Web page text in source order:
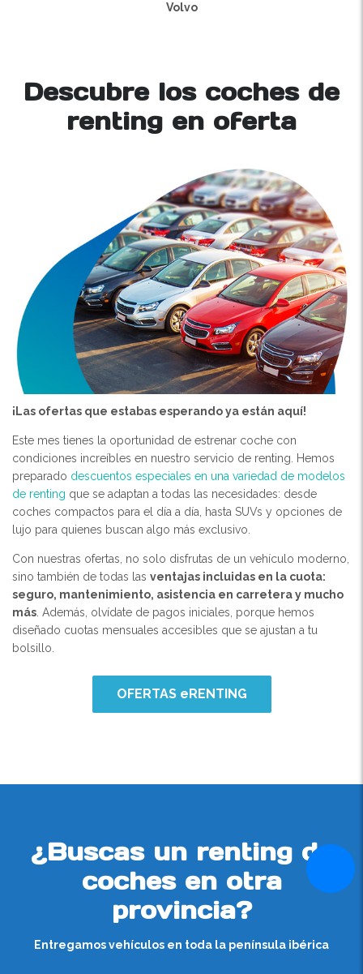
Volvo
Descubre los coches de
renting en oferta
¡Las ofertas que estabas esperando ya están aquí!
Este mes tienes la oportunidad de estrenar coche con
condiciones increíbles en nuestro servicio de renting. Hemos
preparado descuentos especiales en una variedad de modelos
de renting que se adaptan a todas las necesidades: desde
coches compactos para el día a día, hasta SUVs y opciones de
lujo para quienes buscan algo más exclusivo.
Con nuestras ofertas, no solo disfrutas de un vehículo moderno,
sino también de todas las ventajas incluidas en la cuota:
seguro, mantenimiento, asistencia en carretera y mucho
más . Además, olvídate de pagos iniciales, porque hemos
diseñado cuotas mensuales accesibles que se ajustan a tu
bolsillo.
OFERTAS eRENTING
¿Buscas un renting de
coches en otra
provincia?
Entregamos vehículos en toda la península ibérica